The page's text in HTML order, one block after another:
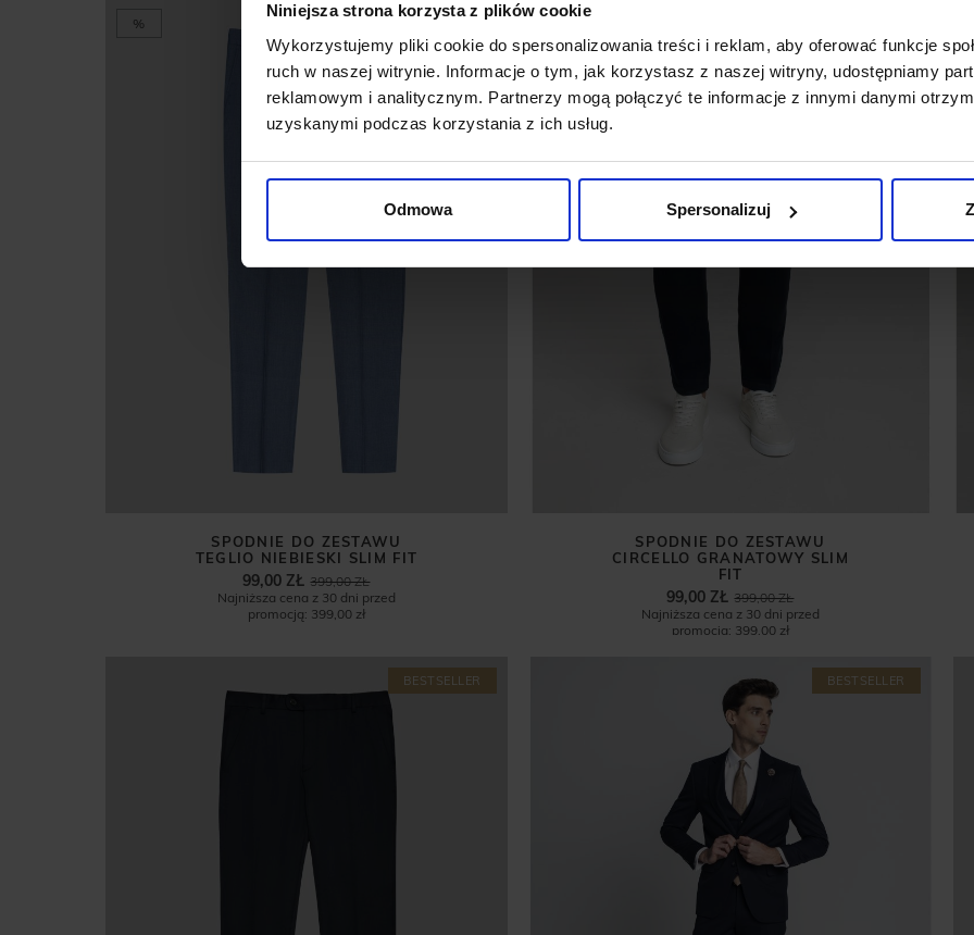
Niniejsza strona korzysta z plików cookie
Wykorzystujemy pliki cookie do spersonalizowania treści i reklam, aby oferować funkcje
ruch w naszej witrynie. Informacje o tym, jak korzystasz z naszej witryny, udostępniamy
reklamowym i analitycznym. Partnerzy mogą połączyć te informacje z innymi danymi
uzyskanymi podczas korzystania z ich usług.
Odmowa Spersonalizuj
%
SPODNIE DO ZESTAWU
TEGLIO NIEBIESKI SLIM FIT
399,00 ZŁ
99,00 ZŁ
Najniższa cena z 30 dni przed
promocją: 399,00 zł
SPODNIE DO ZESTAWU
CIRCELLO GRANATOWY SLIM
FIT
399,00 ZŁ
99,00 ZŁ
Najniższa cena z 30 dni przed
promocją: 399,00 zł
BESTSELLER BESTSELLER